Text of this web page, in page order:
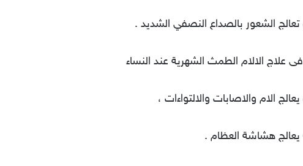
الشعور بالصداع النصفي الشديد .
الام والاصابات والالتواءات ،
يعالج هشاشة العظام .